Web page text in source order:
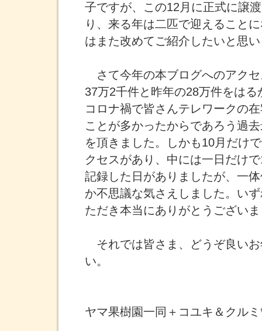
子ですが、この12月に正式に譲
り、来る年は二匹で迎えること
はまた改めてご紹介したいと思
さて今年の本ブログへのアク
37万2千件と昨年の28万件をは
コロナ禍で皆さんテレワークの
ことが多かったからであろう過
を頂きました。しかも10月だけ
クセスがあり、中には一日だけ
記録した日がありましたが、一
か不思議な気さえしました。い
ただき本当にありがとうござい
それでは皆さま、どうぞ良い
い。
ヤマ果樹園一同＋コユキ＆クル